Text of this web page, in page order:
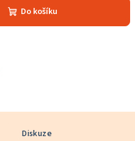
Do košíku
Diskuze